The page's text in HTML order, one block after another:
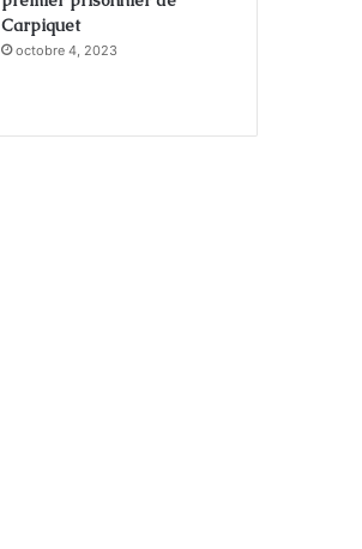
Carpiquet
octobre 4, 2023